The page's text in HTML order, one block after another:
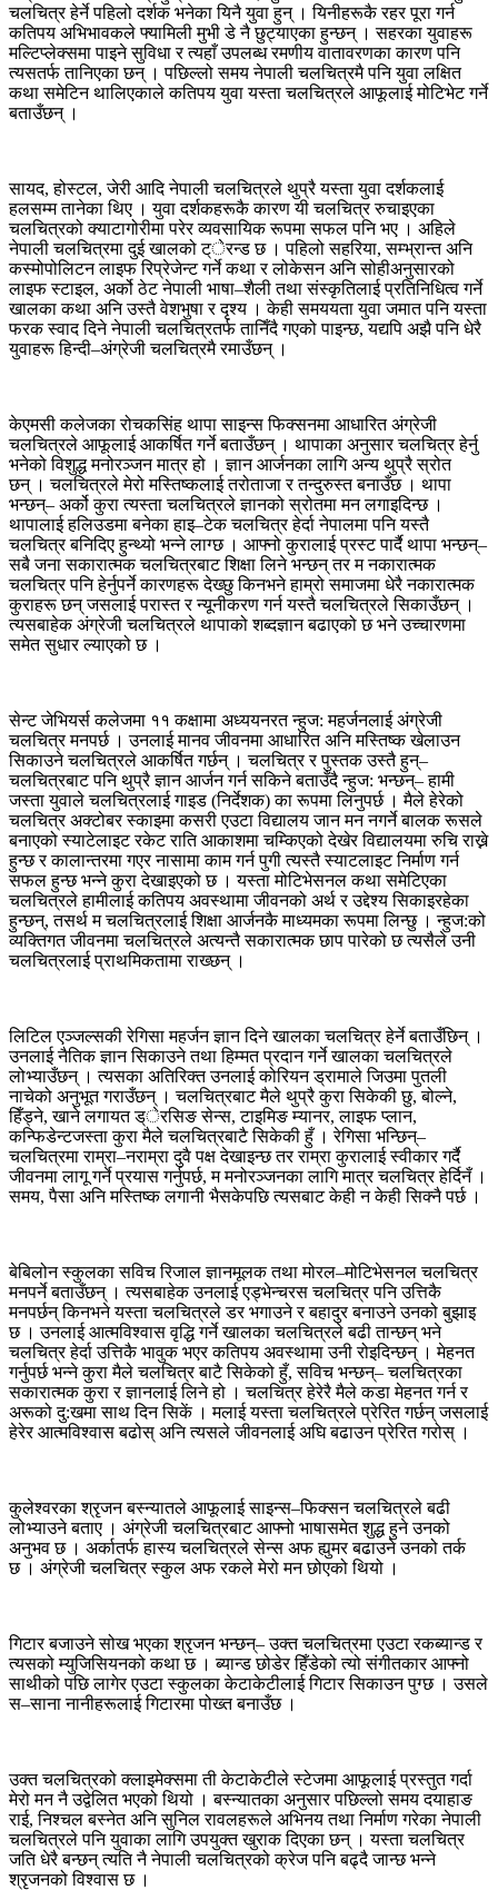
चलचित्र हेर्ने पहिलो दर्शक भनेका यिनै युवा हुन् । यिनीहरूकै रहर पूरा गर्न
कतिपय अभिभावकले फ्यामिली मुभी डे नै छुट्याएका हुन्छन् । सहरका युवाहरू
मल्टिप्लेक्समा पाइने सुविधा र त्यहाँ उपलब्ध रमणीय वातावरणका कारण पनि
त्यसतर्फ तानिएका छन् । पछिल्लो समय नेपाली चलचित्रमै पनि युवा लक्षित
कथा समेटिन थालिएकाले कतिपय युवा यस्ता चलचित्रले आफूलाई मोटिभेट गर्ने
बताउँछन् ।
सायद, होस्टल, जेरी आदि नेपाली चलचित्रले थुप्रै यस्ता युवा दर्शकलाई
हलसम्म तानेका थिए । युवा दर्शकहरूकै कारण यी चलचित्र रुचाइएका
चलचित्रको क्याटागोरीमा परेर व्यवसायिक रूपमा सफल पनि भए । अहिले
नेपाली चलचित्रमा दुई खालको ट्ेरन्ड छ । पहिलो सहरिया, सम्भ्रान्त अनि
कस्मोपोलिटन लाइफ रिप्रेजेन्ट गर्ने कथा र लोकेसन अनि सोहीअनुसारको
लाइफ स्टाइल, अर्को ठेट नेपाली भाषा–शैली तथा संस्कृतिलाई प्रतिनिधित्व गर्ने
खालका कथा अनि उस्तै वेशभुषा र दृश्य । केही समययता युवा जमात पनि यस्ता
फरक स्वाद दिने नेपाली चलचित्रतर्फ तानिँदै गएको पाइन्छ, यद्यपि अझै पनि धेरै
युवाहरू हिन्दी–अंग्रेजी चलचित्रमै रमाउँछन् ।
केएमसी कलेजका रोचकसिंह थापा साइन्स फिक्सनमा आधारित अंग्रेजी
चलचित्रले आफूलाई आकर्षित गर्ने बताउँछन् । थापाका अनुसार चलचित्र हेर्नु
भनेको विशुद्ध मनोरञ्जन मात्र हो । ज्ञान आर्जनका लागि अन्य थुप्रै स्रोत
छन् । चलचित्रले मेरो मस्तिष्कलाई तरोताजा र तन्दुरुस्त बनाउँछ । थापा
भन्छन्– अर्को कुरा त्यस्ता चलचित्रले ज्ञानको स्रोतमा मन लगाइदिन्छ ।
थापालाई हलिउडमा बनेका हाइ–टेक चलचित्र हेर्दा नेपालमा पनि यस्तै
चलचित्र बनिदिए हुन्थ्यो भन्ने लाग्छ । आफ्नो कुरालाई प्रस्ट पार्दै थापा भन्छन्–
सबै जना सकारात्मक चलचित्रबाट शिक्षा लिने भन्छन् तर म नकारात्मक
चलचित्र पनि हेर्नुपर्ने कारणहरू देख्छु किनभने हाम्रो समाजमा धेरै नकारात्मक
कुराहरू छन् जसलाई परास्त र न्यूनीकरण गर्न यस्तै चलचित्रले सिकाउँछन् ।
त्यसबाहेक अंग्रेजी चलचित्रले थापाको शब्दज्ञान बढाएको छ भने उच्चारणमा
समेत सुधार ल्याएको छ ।
सेन्ट जेभियर्स कलेजमा ११ कक्षामा अध्ययनरत न्हुज: महर्जनलाई अंग्रेजी
चलचित्र मनपर्छ । उनलाई मानव जीवनमा आधारित अनि मस्तिष्क खेलाउन
सिकाउने चलचित्रले आकर्षित गर्छन् । चलचित्र र पुस्तक उस्तै हुन्–
चलचित्रबाट पनि थुप्रै ज्ञान आर्जन गर्न सकिने बताउँदै न्हुज: भन्छन्– हामी
जस्ता युवाले चलचित्रलाई गाइड (निर्देशक) का रूपमा लिनुपर्छ । मैले हेरेको
चलचित्र अक्टोबर स्काइमा कसरी एउटा विद्यालय जान मन नगर्ने बालक रूसले
बनाएको स्याटेलाइट रकेट राति आकाशमा चम्किएको देखेर विद्यालयमा रुचि राख्ने
हुन्छ र कालान्तरमा गएर नासामा काम गर्न पुगी त्यस्तै स्याटलाइट निर्माण गर्न
सफल हुन्छ भन्ने कुरा देखाइएको छ । यस्ता मोटिभेसनल कथा समेटिएका
चलचित्रले हामीलाई कतिपय अवस्थामा जीवनको अर्थ र उद्देश्य सिकाइरहेका
हुन्छन्, तसर्थ म चलचित्रलाई शिक्षा आर्जनकै माध्यमका रूपमा लिन्छु । न्हुज:को
व्यक्तिगत जीवनमा चलचित्रले अत्यन्तै सकारात्मक छाप पारेको छ त्यसैले उनी
चलचित्रलाई प्राथमिकतामा राख्छन् ।
लिटिल एञ्जल्सकी रेगिसा महर्जन ज्ञान दिने खालका चलचित्र हेर्ने बताउँछिन् ।
उनलाई नैतिक ज्ञान सिकाउने तथा हिम्मत प्रदान गर्ने खालका चलचित्रले
लोभ्याउँछन् । त्यसका अतिरिक्त उनलाई कोरियन ड्रामाले जिउमा पुतली
नाचेको अनुभूत गराउँछन् । चलचित्रबाट मैले थुप्रै कुरा सिकेकी छु, बोल्ने,
हिँड्ने, खाने लगायत ड्ेरसिङ सेन्स, टाइमिङ म्यानर, लाइफ प्लान,
कन्फिडेन्टजस्ता कुरा मैले चलचित्रबाटै सिकेकी हुँ । रेगिसा भन्छिन्–
चलचित्रमा राम्रा–नराम्रा दुवै पक्ष देखाइन्छ तर राम्रा कुरालाई स्वीकार गर्दै
जीवनमा लागू गर्ने प्रयास गर्नुपर्छ, म मनोरञ्जनका लागि मात्र चलचित्र हेर्दिनँ ।
समय, पैसा अनि मस्तिष्क लगानी भैसकेपछि त्यसबाट केही न केही सिक्नै पर्छ ।
बेबिलोन स्कुलका सविच रिजाल ज्ञानमूलक तथा मोरल–मोटिभेसनल चलचित्र
मनपर्ने बताउँछन् । त्यसबाहेक उनलाई एड्भेन्चरस चलचित्र पनि उत्तिकै
मनपर्छन् किनभने यस्ता चलचित्रले डर भगाउने र बहादुर बनाउने उनको बुझाइ
छ । उनलाई आत्मविश्वास वृद्धि गर्ने खालका चलचित्रले बढी तान्छन् भने
चलचित्र हेर्दा उत्तिकै भावुक भएर कतिपय अवस्थामा उनी रोइदिन्छन् । मेहनत
गर्नुपर्छ भन्ने कुरा मैले चलचित्र बाटै सिकेको हुँ, सविच भन्छन्– चलचित्रका
सकारात्मक कुरा र ज्ञानलाई लिने हो । चलचित्र हेरेरै मैले कडा मेहनत गर्न र
अरूको दु:खमा साथ दिन सिकें । मलाई यस्ता चलचित्रले प्रेरित गर्छन् जसलाई
हेरेर आत्मविश्वास बढोस् अनि त्यसले जीवनलाई अघि बढाउन प्रेरित गरोस् ।
कुलेश्वरका श्रृजन बस्न्यातले आफूलाई साइन्स–फिक्सन चलचित्रले बढी
लोभ्याउने बताए । अंग्रेजी चलचित्रबाट आफ्नो भाषासमेत शुद्ध हुने उनको
अनुभव छ । अर्कातर्फ हास्य चलचित्रले सेन्स अफ ह्युमर बढाउने उनको तर्क
छ । अंग्रेजी चलचित्र स्कुल अफ रकले मेरो मन छोएको थियो ।
गिटार बजाउने सोख भएका श्रृजन भन्छन्– उक्त चलचित्रमा एउटा रकब्यान्ड र
त्यसको म्युजिसियनको कथा छ । ब्यान्ड छोडेर हिँडेको त्यो संगीतकार आफ्नो
साथीको पछि लागेर एउटा स्कुलका केटाकेटीलाई गिटार सिकाउन पुग्छ । उसले
स–साना नानीहरूलाई गिटारमा पोख्त बनाउँछ ।
उक्त चलचित्रको क्लाइमेक्समा ती केटाकेटीले स्टेजमा आफूलाई प्रस्तुत गर्दा
मेरो मन नै उद्वेलित भएको थियो । बस्न्यातका अनुसार पछिल्लो समय दयाहाङ
राई, निश्चल बस्नेत अनि सुनिल रावलहरूले अभिनय तथा निर्माण गरेका नेपाली
चलचित्रले पनि युवाका लागि उपयुक्त खुराक दिएका छन् । यस्ता चलचित्र
जति धेरै बन्छन् त्यति नै नेपाली चलचित्रको क्रेज पनि बढ्दै जान्छ भन्ने
श्रृजनको विश्वास छ ।